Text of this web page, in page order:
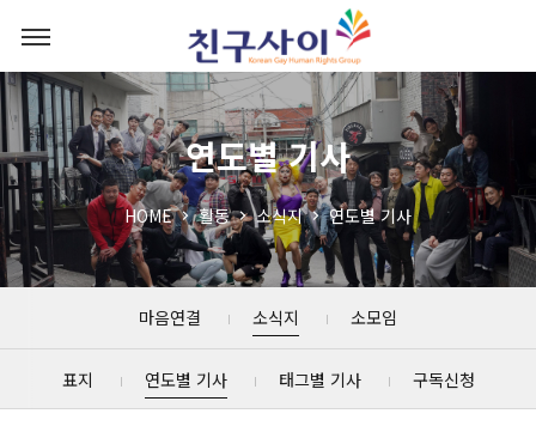
연도별 기사
HOME 활동 소식지 연도별 기사
마음연결 소식지 소모임
표지 연도별 기사 태그별 기사 구독신청